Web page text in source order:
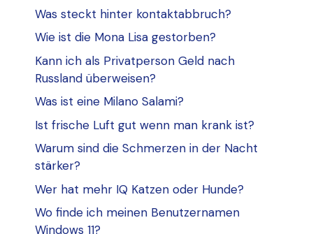
Was steckt hinter kontaktabbruch?
Wie ist die Mona Lisa gestorben?
Kann ich als Privatperson Geld nach
Russland überweisen?
Was ist eine Milano Salami?
Ist frische Luft gut wenn man krank ist?
Warum sind die Schmerzen in der Nacht
stärker?
Wer hat mehr IQ Katzen oder Hunde?
Wo finde ich meinen Benutzernamen
Windows 11?